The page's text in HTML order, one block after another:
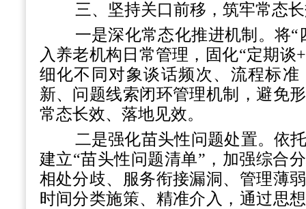
三、坚持关口前移，筑牢常态
一是深化常态化推进机制。将“
入养老机构日常管理，固化“定期谈
细化不同对象谈话频次、流程标
新、问题线索闭环管理机制，避免
常态长效、落地见效。
二是强化苗头性问题处置。依
建立“苗头性问题清单”，加强综合
相处分歧、服务衔接漏洞、管理薄
时间分类施策、精准介入，通过思